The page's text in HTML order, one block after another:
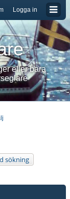
Logga in
eller bara
sökning